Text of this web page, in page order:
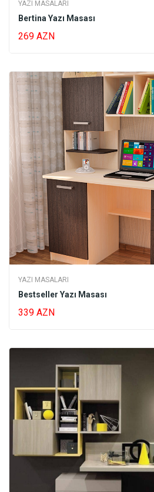
YAZI MASALARI
Bertina Yazı Masası
269 AZN
YAZI MASALARI
Bestseller Yazı Masası
339 AZN